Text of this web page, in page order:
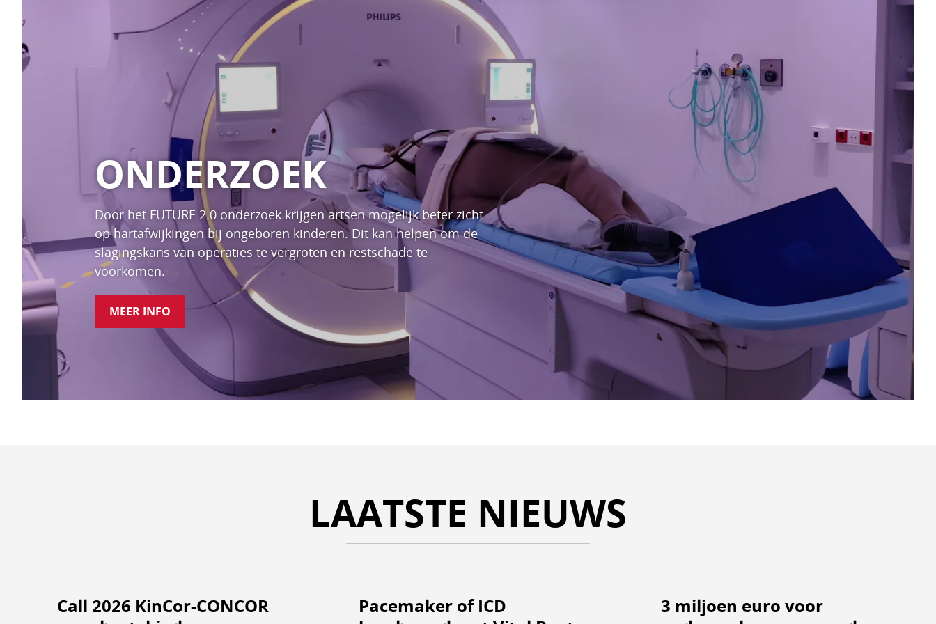
ONDERZOEK
Door het FUTURE 2.0 onderzoek krijgen artsen mogelijk beter zicht
op hartafwijkingen bij ongeboren kinderen. Dit kan helpen om de
slagingskans van operaties te vergroten en restschade te
voorkomen.
MEER INFO
LAATSTE NIEUWS
Call 2026 KinCor-CONCOR
verder
Pacemaker of ICD
verder
3 miljoen euro voor
verder